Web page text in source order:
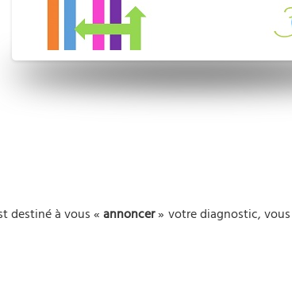
destiné à vous «annoncer» votre diagnostic, vous